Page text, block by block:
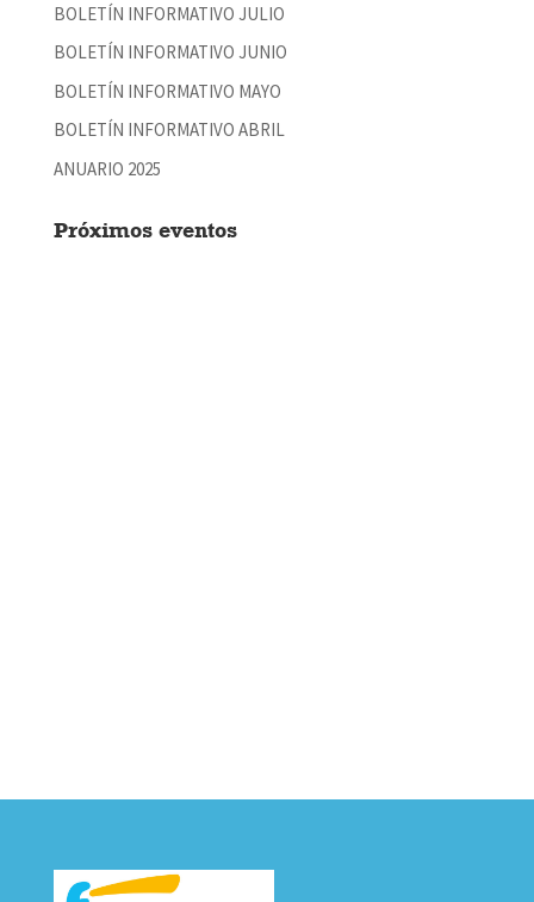
BOLETÍN INFORMATIVO JULIO
BOLETÍN INFORMATIVO JUNIO
BOLETÍN INFORMATIVO MAYO
BOLETÍN INFORMATIVO ABRIL
ANUARIO 2025
Próximos eventos